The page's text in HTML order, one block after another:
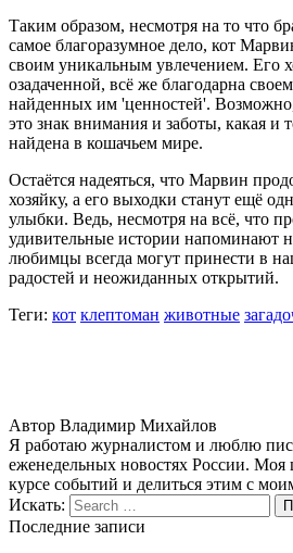
Таким образом, несмотря на то что
самое благоразумное дело, кот
своим уникальным увлечением. Его
озадаченной, всё же благодарна
найденных им 'ценностей'.
это знак внимания и заботы, какая и
найдена в кошачьем мире.
Остаётся надеяться, что Марвин
хозяйку, а его выходки станут ещё
улыбки. Ведь, несмотря на всё, что
удивительные истории напоминают
любимцы всегда могут принести в
радостей и неожиданных открытий.
Теги: кот клептоман животные
Автор Владимир Михайлов
Я работаю журналистом и люблю
еженедельных новостях России. Моя
курсе событий и делиться этим с
Искать:
Последние записи